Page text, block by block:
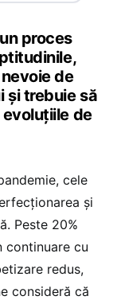
proces
de
și trebuie să
de
cele
și
Peste 20%
continuare cu
redus,
consideră că